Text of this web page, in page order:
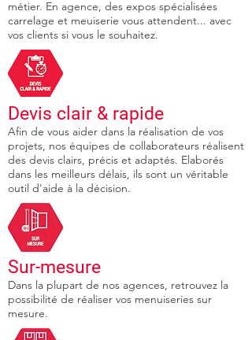
métier. En agence, des expos spécialisées
carrelage et meuiserie vous attendent... avec
vos clients si vous le souhaitez.
Devis clair & rapide
Afin de vous aider dans la réalisation de vos
projets, nos équipes de collaborateurs réalisent
des devis clairs, précis et adaptés. Elaborés
dans les meilleurs délais, ils sont un véritable
outil d'aide à la décision.
Sur-mesure
Dans la plupart de nos agences, retrouvez la
possibilité de réaliser vos menuiseries sur
mesure.